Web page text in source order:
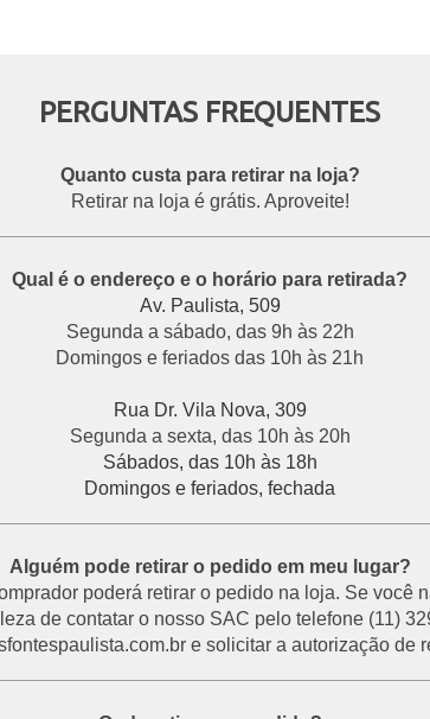
PERGUNTAS FREQUENTES
Quanto custa para retirar na loja?
Retirar na loja é grátis. Aproveite!
Qual é o endereço e o horário para retirada?
Av. Paulista, 509
Segunda a sábado, das 9h às 22h
Domingos e feriados das 10h às 21h
Rua Dr. Vila Nova, 309
Segunda a sexta, das 10h às 20h
Sábados, das 10h às 18h
Domingos e feriados, fechada
Alguém pode retirar o pedido em meu lugar?
poderá retirar o pedido na loja. Se você
de contatar o nosso SAC pelo telefone (11)
e solicitar a autorização de